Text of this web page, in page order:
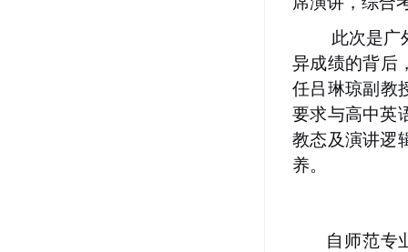
此次是广
异成绩的背后
任吕琳琼副教
要求与高中英
教态及演讲逻
养。
自师范专